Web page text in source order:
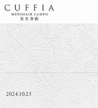
2024.10.23